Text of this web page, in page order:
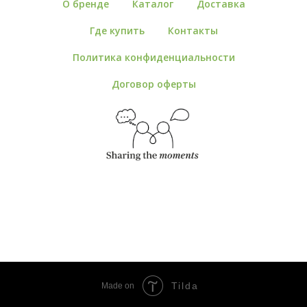
О бренде Каталог Доставка
Где купить Контакты
Политика конфиденциальности
Договор оферты
Made on Tilda